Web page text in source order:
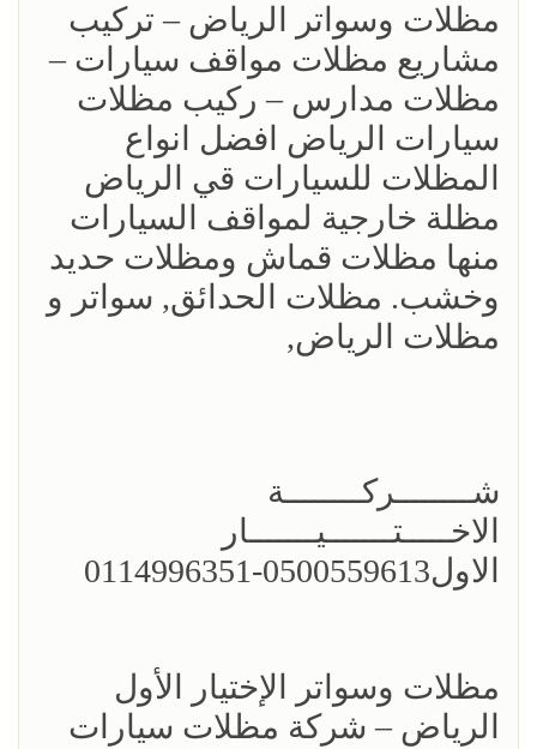
مظلات وسواتر الرياض – تركيب
مشاريع مظلات مواقف سيارات –
مظلات مدارس – ركيب مظلات
سيارات الرياض افضل انواع
المظلات للسيارات قي الرياض
مظلة خارجية لمواقف السيارات
منها مظلات قماش ومظلات حديد
وخشب. مظلات الحدائق, سواتر و
مظلات الرياض,
شــــــــركــــــــة
الاخـــــتـــــــيـــــــار
الاول0500559613-0114996351
مظلات وسواتر الإختيار الأول
الرياض – شركة مظلات سيارات